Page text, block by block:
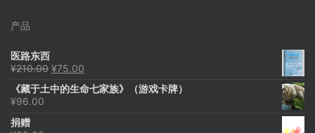
产品
医路东西
¥210.00 原
为：
¥75.00
价
《藏于土中的生命七家族》（游戏卡牌）
¥96.00
捐赠